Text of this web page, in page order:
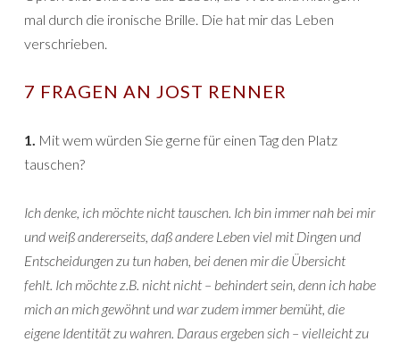
mal durch die ironische Brille. Die hat mir das Leben
verschrieben.
7 FRAGEN AN JOST RENNER
1. Mit wem würden Sie gerne für einen Tag den Platz
tauschen?
Ich denke, ich möchte nicht tauschen. Ich bin immer nah bei mir
und weiß andererseits, daß andere Leben viel mit Dingen und
Entscheidungen zu tun haben, bei denen mir die Übersicht
fehlt. Ich möchte z.B. nicht nicht – behindert sein, denn ich habe
mich an mich gewöhnt und war zudem immer bemüht, die
eigene Identität zu wahren. Daraus ergeben sich – vielleicht zu